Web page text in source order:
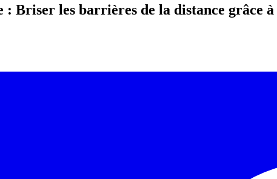
Briser les barrières de la distance grâce à